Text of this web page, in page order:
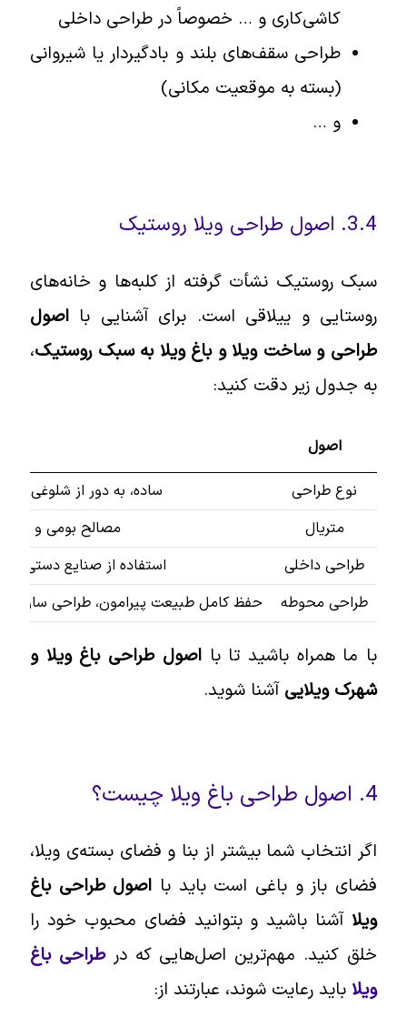
کاشی‌کاری و … خصوصاً در طراحی داخلی
طراحی سقف‌های بلند و بادگیردار یا شیروانی
(بسته به موقعیت مکانی)
و …
3.4. اصول طراحی ویلا روستیک
سبک روستیک نشأت گرفته از کلبه‌ها و خانه‌های
روستایی و ییلاقی است. برای آشنایی با اصول
طراحی و ساخت ویلا و باغ ویلا به سبک روستیک،
به جدول زیر دقت کنید:
اصول
نوع طراحی
ساده، به دور از شلوغی و
متریال
مصالح بومی و طبیعی
طراحی داخلی
استفاده از صنایع دستی
طراحی محوطه
حفظ کامل طبیعت پیرامون، طراحی سازگار با
با ما همراه باشید تا بااصول طراحی باغ ویلا و
شهرک ویلاییآشنا شوید.
اگر انتخاب شما بیشتر از بنا و فضای بسته‌ی ویلا،
فضای باز و باغی است باید بااصول طراحی باغ
آشنا باشید و بتوانید فضای محبوب خود را
خلق کنید. مهم‌ترین اصل‌هایی که در طراحی باغ
باید رعایت شوند، عبارتند از: